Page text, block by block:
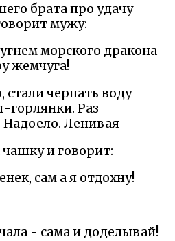
брата про удачу
мужу:
морского дракона
жемчуга!
черпать воду
Раз
Надоело. Ленивая
и говорит:
сам а я отдохну!
- сама и доделывай!